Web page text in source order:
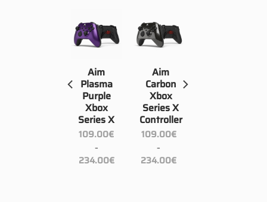
Aim
Plasma
Purple
Xbox
Series X
109.00€
–
234.00€Preisspanne:
109.00€
Aim
Carbon
Xbox
Series X
Controller
109.00€
–
234.00€Preisspanne:
109.00€